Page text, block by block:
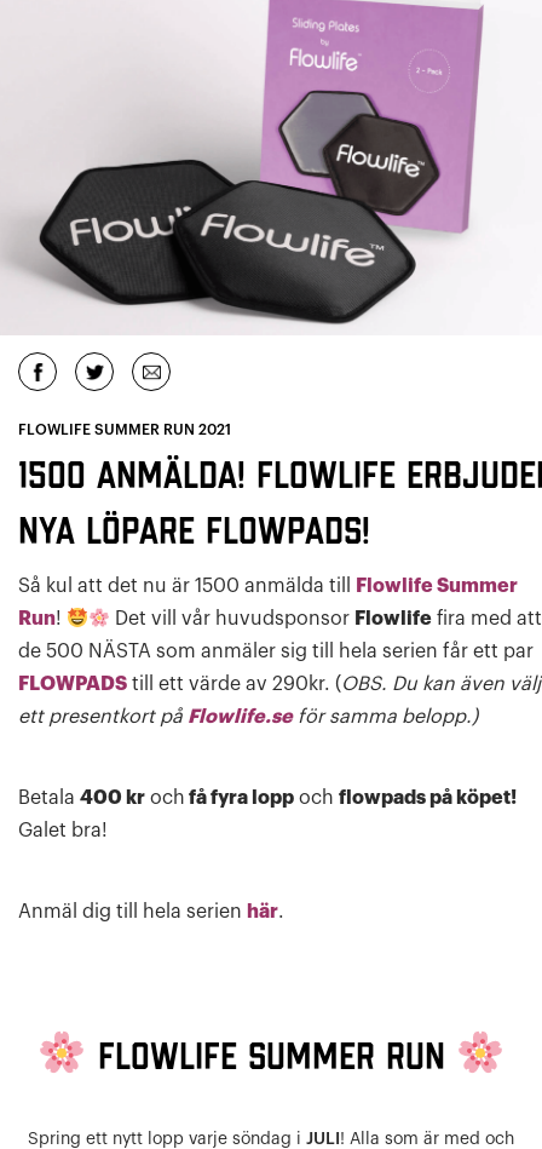
FLOWLIFE SUMMER RUN 2021
1500 anmälda! Flowlife
nya löpare FLOWPADS!
Så kul att det nu är 1500 anmälda till
Flowlife Summer
Run! Det vill vår huvudsponsor Flowlife fira med att
de 500 NÄSTA som anmäler sig till hela serien får ett par
FLOWPADS till ett värde av 290kr. (OBS. Du kan även
ett presentkort på Flowlife.seför samma belopp.)
Betala 400 kr och få fyra lopp och flowpads på köpet!
Galet bra!
Anmäl dig till hela serien här.
Flowlife Summer Run
Spring ett nytt lopp varje söndag i JULI ! Alla som är med och